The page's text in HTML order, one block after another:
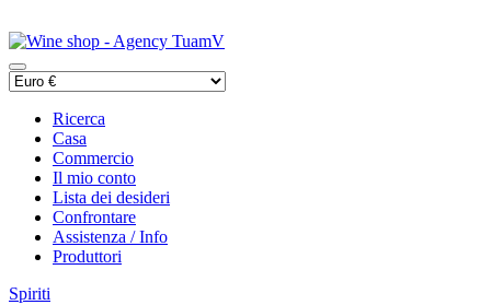
Ricerca
Casa
Commercio
Il mio conto
Lista dei desideri
Confrontare
Assistenza / Info
Produttori
Spiriti